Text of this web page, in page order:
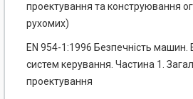
проектування та конструювання
рухомих)
EN 954-1:1996 Безпечність машин.
систем керування. Частина 1.
проектування